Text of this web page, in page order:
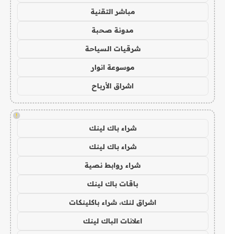
مباشر التقنية
مدونة صحبة
شرقيات السياحة
موسوعة انوار
اشراق الأرباح
!
شراء باك لينك
شراء باك لينك
شراء روابط نصية
باقات باك لينك
اشراق لنك، شراء باكلينكات
اعلانات الباك لينك